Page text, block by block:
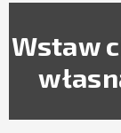
Wstaw